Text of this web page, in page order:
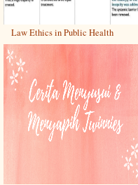
Law Ethics in Public Health